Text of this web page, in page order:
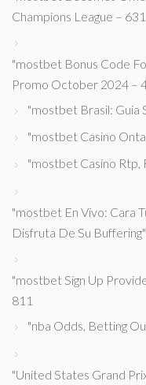
Champions League – 631
"mostbet Bonus Code
Promo October 2024 –
"mostbet Brasil: Guia
"mostbet Casino
"mostbet Casino Rtp,
"mostbet En Vivo: Cara
Disfruta De Su
"mostbet Sign Up
811
"nba Odds, Betting
"United States Grand